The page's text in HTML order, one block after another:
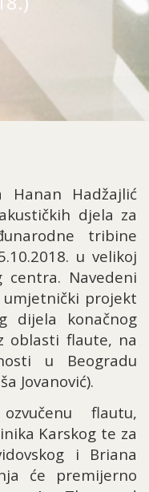
Hanan Hadžajlić
djela za
tribine
u velikoj
centra. Navedeni
projekt
dijela konačnog
oblasti flaute, na
u Beogradu
Jovanović).
čenu flautu,
Karskog te za
i Briana
će premijerno